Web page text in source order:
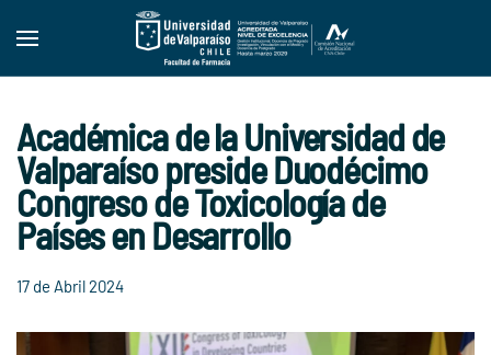
Skip to main content
Académica de la Universidad de
Valparaíso preside Duodécimo
Congreso de Toxicología de
Países en Desarrollo
17 de Abril 2024